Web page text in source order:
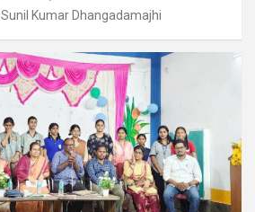
Sunil Kumar Dhangadamajhi